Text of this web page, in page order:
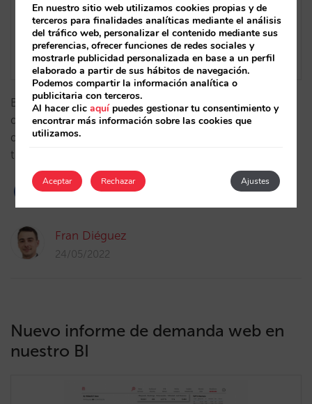
BI, potentes filtros, nuevas gráficas y KPI’s, elección
de modelos de atribución… Optimiza tus campañas
de metasearch con toda la información que tienes a
tu alcance.…
Fran Diéguez
24/05/2022
Nuevo informe de demanda web en
nuestro BI
En nuestro sitio web utilizamos cookies propias y de
terceros para finalidades analíticas mediante el análisis
del tráfico web, personalizar el contenido mediante sus
preferencias, ofrecer funciones de redes sociales y
mostrarle publicidad personalizada en base a un perfil
elaborado a partir de sus hábitos de navegación.
Podemos compartir la información analítica o
publicitaria con terceros.
Al hacer clicaquípuedes gestionar tu consentimiento y
encontrar más información sobre las cookies que
utilizamos.
Aceptar Ajustes
Rechazar